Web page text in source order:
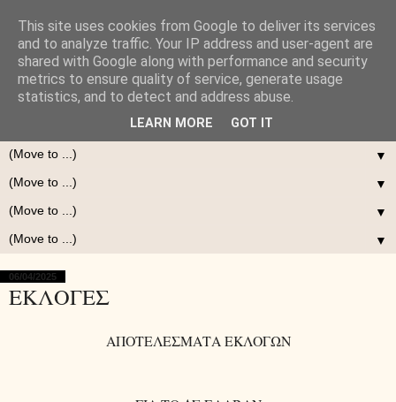
▼
▼
▼
▼
06/04/2025
ΕΚΛΟΓΕΣ
ΑΠΟΤΕΛΕΣΜΑΤΑ ΕΚΛΟΓΩΝ
This site uses cookies from Google to deliver its services
and to analyze traffic. Your IP address and user-agent are
shared with Google along with performance and security
metrics to ensure quality of service, generate usage
statistics, and to detect and address abuse.
LEARN MORE GOT IT